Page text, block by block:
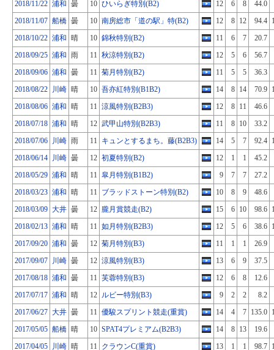
2018/11/22 浦和 曇 10 ひいらぎ特別(B2) 12 6 8
44.0
2018/11/07 船橋 曇 10 南房総市「道の駅」特(B2) 12 8 12 94.4
2018/10/22 浦和 晴 10 錦秋特別(B2) 11 6 7
20.7
2018/09/25 浦和 雨 11 秋涼特別(B2) 12 5 6
56.7
2018/09/06 浦和 曇 11 菊月特別(B2) 11 5 5
36.3
2018/08/22
川崎 晴 10 吾亦紅特別(B1B2) 14 8 14 70.9
2018/08/06 浦和 晴 11 涼風特別(B2B3) 12 8 11
46.6
2018/07/18 浦和 晴 12 武甲山特別(B2B3) 11 8 10
33.2
2018/07/06
川崎 雨 11 キュンとするまち。藤(B2B3) 14 5 7 92.4
2018/06/14
川崎 曇 12 初夏特別(B2) 12 1 1
45.2
2018/05/29 浦和 晴 11 皐月特別(B1B2) 9 7 7
27.2
2018/03/23 浦和 晴 11 ブラッドストーン特別(B2) 10 8 9
48.6
2018/03/09 大井 曇 12 朧月賞競走(B2) 15 6 10 98.6
2018/02/13 浦和 晴 11 如月特別(B2B3) 12 5 6 38.6
2017/09/20 浦和 曇 12 菊月特別(B3) 11 1 1
26.9
2017/09/07
川崎 曇 12 涼風特別(B3) 13 6 9
37.5
2017/08/18 浦和 曇 11 芙蓉特別(B3) 12 6 8
12.6
2017/07/17 浦和 晴 12 ルビー特別(B3) 9 2 2
8.2
2017/06/27 大井 曇 11 優駿スプリント競走(重賞) 14 4 7 135.0
2017/05/05 船橋 晴 10 SPAT4プレミアム(B2B3) 14 8 13
19.6
2017/04/05
川崎 晴 11 クラウンC(重賞) 13 1 1 98.7